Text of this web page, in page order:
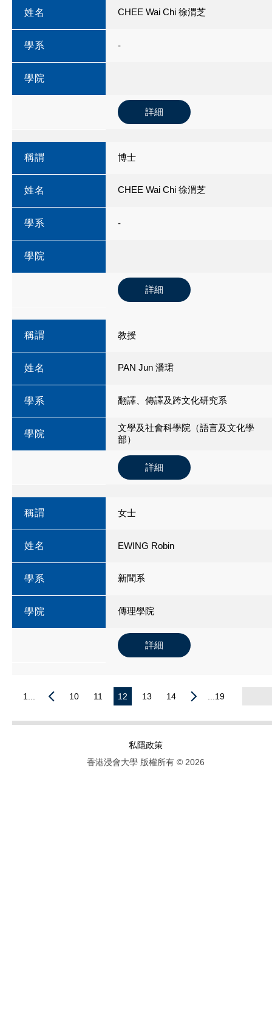
姓名 CHEE Wai Chi 徐渭芝
學系 -
學院
詳細
稱謂 博士
姓名 CHEE Wai Chi 徐渭芝
學系 -
學院
詳細
稱謂 教授
姓名 PAN Jun 潘珺
學系 翻譯、傳譯及跨文化研究系
學院
文學及社會科學院（語言及文化學
部）
詳細
稱謂 女士
姓名 EWING Robin
學系 新聞系
學院 傳理學院
詳細
1... 10 11 12 13 14 ...19
私隱政策
香港浸會大學 版權所有 © 2026